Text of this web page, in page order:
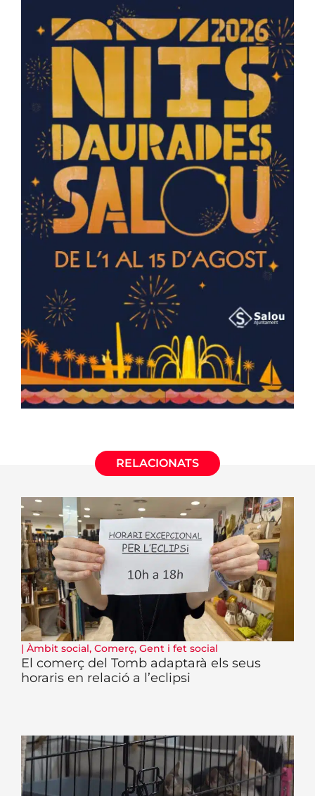
RELACIONATS
| Àmbit social, Comerç, Gent i fet social
El comerç del Tomb adaptarà els seus
horaris en relació a l’eclipsi